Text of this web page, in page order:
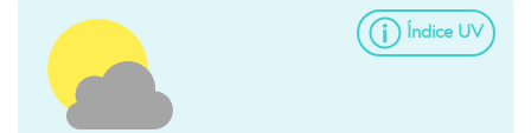
Índice UV